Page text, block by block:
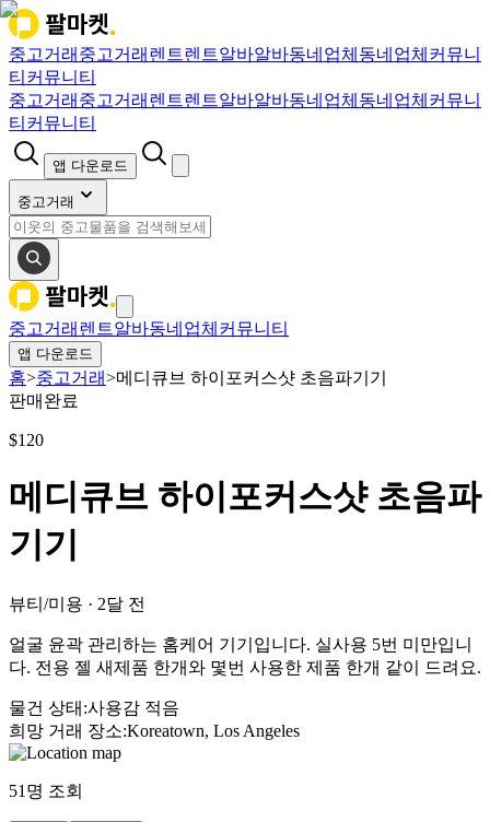
중고거래 중고거래 렌트렌트알바알바동네업체 동네업체 커뮤니
티 커뮤니티
중고거래 중고거래 렌트렌트알바알바동네업체 동네업체 커뮤니
티 커뮤니티
앱 다운로드
중고거래
중고거래 렌트알바동네업체 커뮤니티
앱 다운로드
홈>중고거래>메디큐브 하이포커스샷 초음파기기
판매완료
$120
메디큐브 하이포커스샷 초음파
기기
뷰티/미용 · 2달 전
얼굴 윤곽 관리하는 홈케어 기기입니다. 실사용 5번 미만입니
다. 전용 젤 새제품 한개와 몇번 사용한 제품 한개 같이 드려요.
물건 상태 :사용감 적음
희망 거래 장소:Koreatown, Los Angeles
51 명 조회